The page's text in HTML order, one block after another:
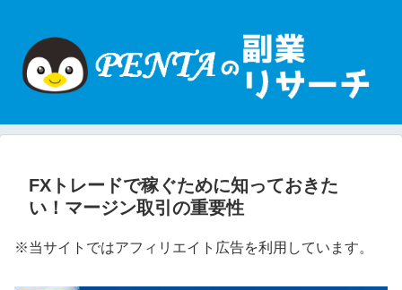
FXトレードで稼ぐために知っておきた
い！マージン取引の重要性
※当サイトではアフィリエイト広告を利用しています。